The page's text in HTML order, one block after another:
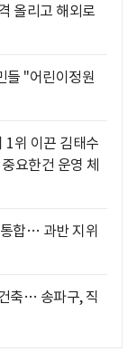
올리고 해외로
들 "어린이정원
1위 이끈 김태수
요한건 운영 체
합… 과반 지위
축… 송파구, 직